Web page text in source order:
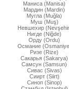
Маниса (Manisa)
Мардин (Mardin)
Мугла (Muğla)
Муш (Muş)
Невшехир
Нигде (Niğde)
Орду (Ordu)
Османие
Ризе (Rize)
Сакарья (Sakarya)
Самсун (Samsun)
Сивас (Sivas)
Сиирт (Siirt)
Синоп (Sinop)